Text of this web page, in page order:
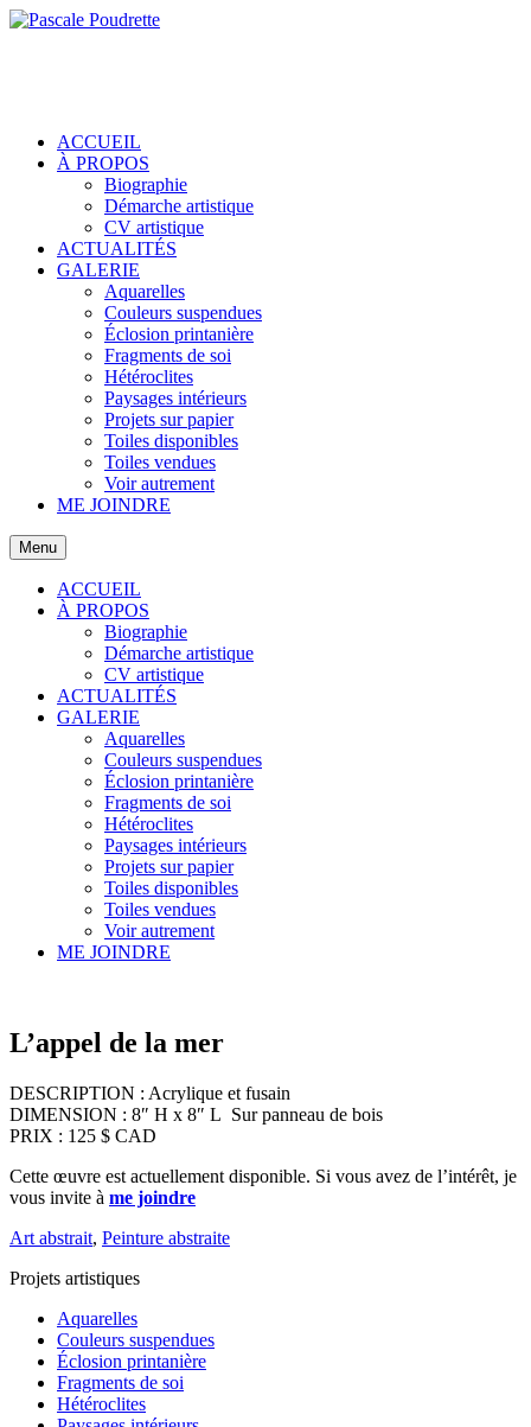
ACCUEIL
À PROPOS
Biographie
Démarche artistique
CV artistique
ACTUALITÉS
GALERIE
Aquarelles
Couleurs suspendues
Éclosion printanière
Fragments de soi
Hétéroclites
Paysages intérieurs
Projets sur papier
Toiles disponibles
Toiles vendues
Voir autrement
ME JOINDRE
Menu
ACCUEIL
À PROPOS
Biographie
Démarche artistique
CV artistique
ACTUALITÉS
GALERIE
Aquarelles
Couleurs suspendues
Éclosion printanière
Fragments de soi
Hétéroclites
Paysages intérieurs
Projets sur papier
Toiles disponibles
Toiles vendues
Voir autrement
ME JOINDRE
L’appel de la mer
DESCRIPTION : Acrylique et fusain
DIMENSION : 8″ H x 8″ L Sur panneau de bois
PRIX : 125 $ CAD
Cette œuvre est actuellement disponible. Si vous avez de l’intérêt, je
vous invite à me joindre
Art abstrait, Peinture abstraite
Projets artistiques
Aquarelles
Couleurs suspendues
Éclosion printanière
Fragments de soi
Hétéroclites